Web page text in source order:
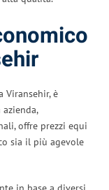
Viransehir, è
offre prezzi equi
sia il più agevole